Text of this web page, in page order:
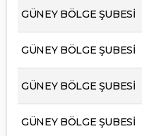
GÜNEY BÖLGE ŞUBESİ
GÜNEY BÖLGE ŞUBESİ
GÜNEY BÖLGE ŞUBESİ
GÜNEY BÖLGE ŞUBESİ